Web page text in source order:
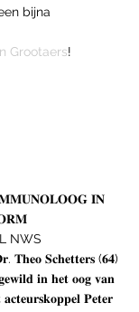
bijna
Grootaers!
𝐈𝐍
NWS
𝐓𝐡𝐞𝐨 𝐒𝐜𝐡𝐞𝐭𝐭𝐞𝐫𝐬 (𝟔𝟒)
𝐢𝐧 𝐡𝐞𝐭 𝐨𝐨𝐠 𝐯𝐚𝐧
𝐏𝐞𝐭𝐞𝐫